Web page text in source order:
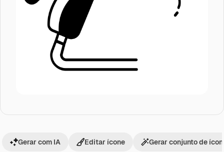
Gerar com IA Editar ícone Gerar conjunto de